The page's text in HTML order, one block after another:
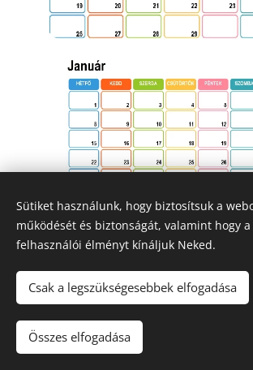
Sütiket használunk, hogy biztosítsuk a
működését és biztonságát, valamint hogy
felhasználói élményt kínáljuk Neked.
Csak a legszükségesebbek elfogadása
Összes elfogadása